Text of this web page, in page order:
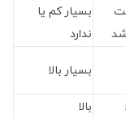
بسیار کم یا
ندارد
بسیار بالا
بالا